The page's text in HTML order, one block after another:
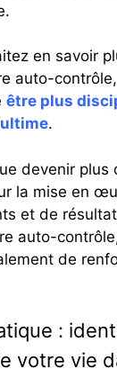
en savoir
auto-
être plus
.
devenir plus
la mise en
et de
auto-
de
:
votre vie